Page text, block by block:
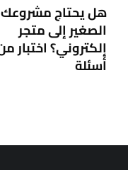
هل يحتاج مشروعك
الصغير إلى متجر
أسئلة